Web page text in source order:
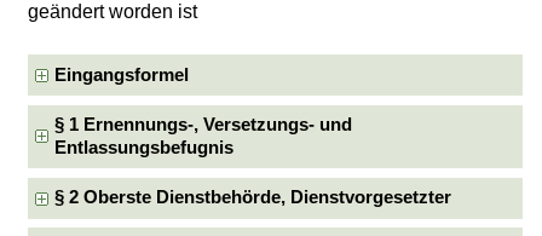
geändert worden ist
Eingangsformel
§ 1 Ernennungs-, Versetzungs- und
Entlassungsbefugnis
§ 2 Oberste Dienstbehörde, Dienstvorgesetzter